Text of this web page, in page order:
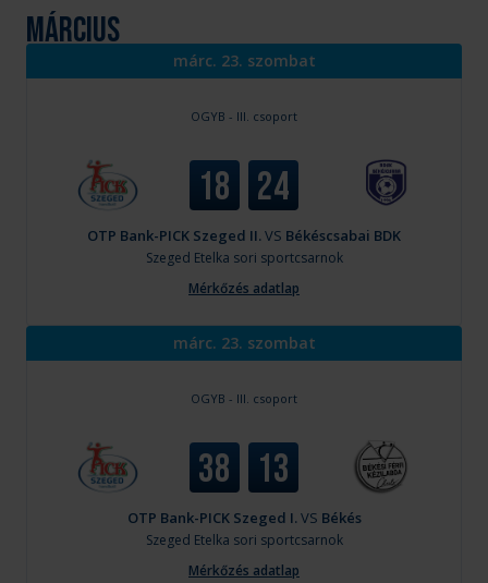
március
márc. 23. szombat
OGYB - III. csoport
18 24
OTP Bank-PICK Szeged II.VS Békéscsabai BDK
Szeged Etelka sori sportcsarnok
Mérkőzés adatlap
márc. 23. szombat
OGYB - III. csoport
38 13
OTP Bank-PICK Szeged I.VS Békés
Szeged Etelka sori sportcsarnok
Mérkőzés adatlap